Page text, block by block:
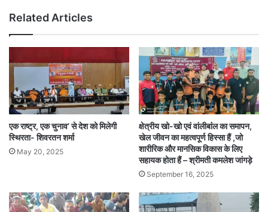
Related Articles
एक राष्ट्र, एक चुनाव’ से देश को मिलेगी
स्थिरता- शिवरतन शर्मा
May 20, 2025
क्षेत्रीय खो-खो एवं वांलीबांंल का समापन,
खेल जीवन का महत्वपूर्ण हिस्सा हैं ,जो
शारीरिक और मानसिक विकास के लिए
सहायक होता हैं – श्रीमती कमलेश जांगड़े
September 16, 2025